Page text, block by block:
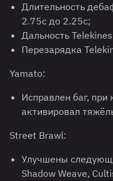
Длительность
2.75с до 2.25с;
Дальность
Перезарядка
Yamato:
Исправлен баг, при
активировал
Street Brawl:
Улучшены
Shadow Weave,